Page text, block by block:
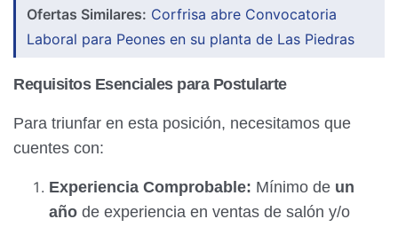
Ofertas Similares: Corfrisa abre Convocatoria
Laboral para Peones en su planta de Las Piedras
Requisitos Esenciales para Postularte
Para triunfar en esta posición, necesitamos que
cuentes con:
Experiencia Comprobable: Mínimo de un
año de experiencia en ventas de salón y/o